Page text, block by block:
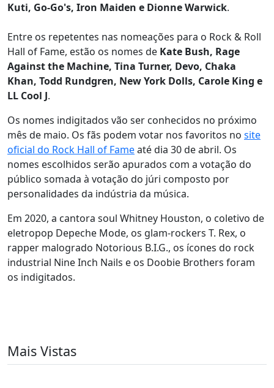
Kuti, Go-Go's, Iron Maiden e Dionne Warwick.
Entre os repetentes nas nomeações para o Rock & Roll
Hall of Fame, estão os nomes de Kate Bush, Rage
Against the Machine, Tina Turner, Devo, Chaka
Khan, Todd Rundgren, New York Dolls, Carole King e
LL Cool J.
Os nomes indigitados vão ser conhecidos no próximo
mês de maio. Os fãs podem votar nos favoritos no site
oficial do Rock Hall of Fameaté dia 30 de abril. Os
nomes escolhidos serão apurados com a votação do
público somada à votação do júri composto por
personalidades da indústria da música.
Em 2020, a cantora soul Whitney Houston, o coletivo de
eletropop Depeche Mode, os glam-rockers T. Rex, o
rapper malogrado Notorious B.I.G., os ícones do rock
industrial Nine Inch Nails e os Doobie Brothers foram
os indigitados.
Mais Vistas